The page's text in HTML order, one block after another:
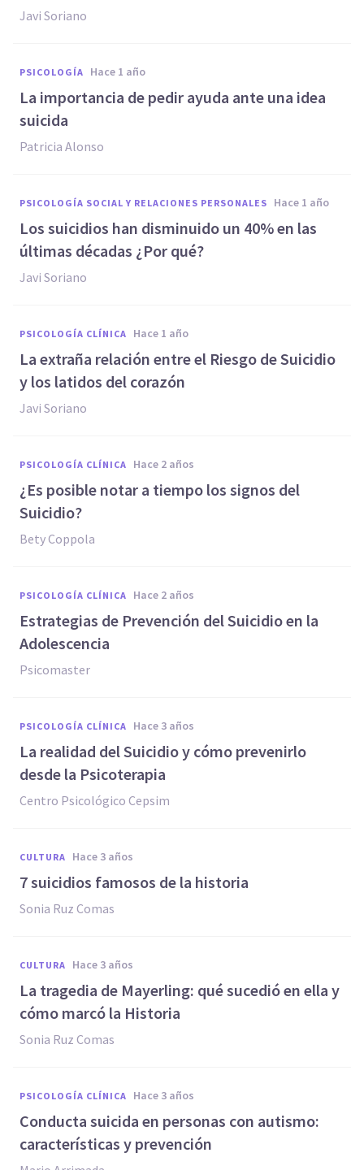
Javi Soriano
PSICOLOGÍA hace 1 año
La importancia de pedir ayuda ante una idea
suicida
Patricia Alonso
PSICOLOGÍA SOCIAL Y RELACIONES PERSONALES hace 1 año
Los suicidios han disminuido un 40% en las
últimas décadas ¿Por qué?
Javi Soriano
PSICOLOGÍA CLÍNICA hace 1 año
La extraña relación entre el Riesgo de Suicidio
y los latidos del corazón
Javi Soriano
PSICOLOGÍA CLÍNICA hace 2 años
¿Es posible notar a tiempo los signos del
Suicidio?
Bety Coppola
PSICOLOGÍA CLÍNICA hace 2 años
Estrategias de Prevención del Suicidio en la
Adolescencia
Psicomaster
PSICOLOGÍA CLÍNICA hace 3 años
La realidad del Suicidio y cómo prevenirlo
desde la Psicoterapia
Centro Psicológico Cepsim
CULTURA hace 3 años
7 suicidios famosos de la historia
Sonia Ruz Comas
CULTURA hace 3 años
La tragedia de Mayerling: qué sucedió en ella y
cómo marcó la Historia
Sonia Ruz Comas
PSICOLOGÍA CLÍNICA hace 3 años
Conducta suicida en personas con autismo:
características y prevención